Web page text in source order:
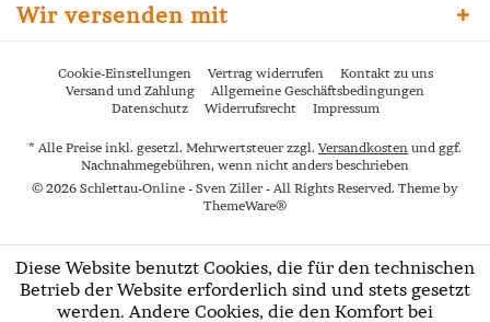
Wir versenden mit
Cookie-Einstellungen Vertrag widerrufen
Kontakt zu uns
Versand und Zahlung
Allgemeine Geschäftsbedingungen
Datenschutz
Widerrufsrecht Impressum
* Alle Preise inkl. gesetzl. Mehrwertsteuer zzgl. Versandkosten und ggf.
Nachnahmegebühren, wenn nicht anders beschrieben
© 2026 Schlettau-Online - Sven Ziller - All Rights Reserved. Theme by
ThemeWare®
Diese Website benutzt Cookies, die für den technischen
Betrieb der Website erforderlich sind und stets gesetzt
werden. Andere Cookies, die den Komfort bei